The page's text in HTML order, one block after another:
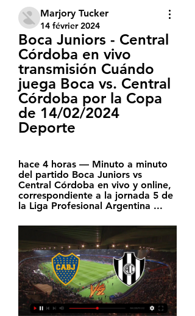
Marjory Tucker
14 février 2024
Boca Juniors - Central
Córdoba en vivo
transmisión Cuándo
juega Boca vs. Central
Córdoba por la Copa
de 14/02/2024
Deporte
hace 4 horas — Minuto a minuto
del partido Boca Juniors vs
Central Córdoba en vivo y online,
correspondiente a la jornada 5 de
la Liga Profesional Argentina ...